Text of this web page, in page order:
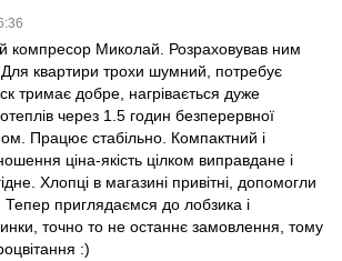
компресор Миколай. Розраховував ним
квартири трохи шумний, потребує
тримає добре, нагрівається дуже
через 1.5 годин безперервної
Працює стабільно. Компактний і
ціна-якість цілком виправдане і
Хлопці в магазині привітні, допомогли
Тепер приглядаємся до лобзика і
точно то не останнє замовлення, тому
:)